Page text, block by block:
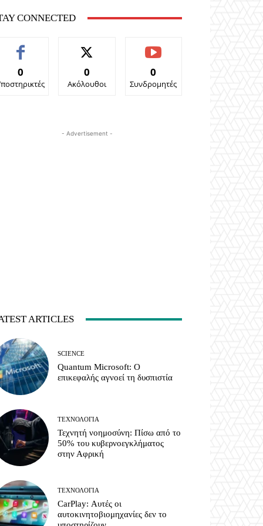
CONNECTED
0 0
Ακόλουθοι
0
Συνδρομητές
- Advertisement -
ARTICLES
SCIENCE
Quantum Microsoft: Ο
επικεφαλής αγνοεί τη δυσπιστία
ΤΕΧΝΟΛΟΓΊΑ
Τεχνητή νοημοσύνη: Πίσω από το
50% του κυβερνοεγκλήματος
στην Αφρική
ΤΕΧΝΟΛΟΓΊΑ
CarPlay: Αυτές οι
αυτοκινητοβιομηχανίες δεν το